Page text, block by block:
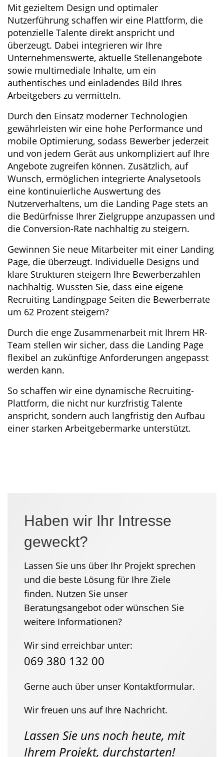
Mit gezieltem Design und optimaler
Nutzerführung schaffen wir eine Plattform, die
potenzielle Talente direkt anspricht und
überzeugt. Dabei integrieren wir Ihre
Unternehmenswerte, aktuelle Stellenangebote
sowie multimediale Inhalte, um ein
authentisches und einladendes Bild Ihres
Arbeitgebers zu vermitteln.
Durch den Einsatz moderner Technologien
gewährleisten wir eine hohe Performance und
mobile Optimierung, sodass Bewerber jederzeit
und von jedem Gerät aus unkompliziert auf Ihre
Angebote zugreifen können. Zusätzlich, auf
Wunsch, ermöglichen integrierte Analysetools
eine kontinuierliche Auswertung des
Nutzerverhaltens, um die Landing Page stets an
die Bedürfnisse Ihrer Zielgruppe anzupassen und
die Conversion-Rate nachhaltig zu steigern.
Gewinnen Sie neue Mitarbeiter mit einer Landing
Page, die überzeugt. Individuelle Designs und
klare Strukturen steigern Ihre Bewerberzahlen
nachhaltig. Wussten Sie, dass eine eigene
Recruiting Landingpage Seiten die Bewerberrate
um 62 Prozent steigern?
Durch die enge Zusammenarbeit mit Ihrem HR-
Team stellen wir sicher, dass die Landing Page
flexibel an zukünftige Anforderungen angepasst
werden kann.
So schaffen wir eine dynamische Recruiting-
Plattform, die nicht nur kurzfristig Talente
anspricht, sondern auch langfristig den Aufbau
einer starken Arbeitgebermarke unterstützt.
Haben wir Ihr Intresse
geweckt?
Lassen Sie uns über Ihr Projekt sprechen
und die beste Lösung für Ihre Ziele
finden. Nutzen Sie unser
Beratungsangebot oder wünschen Sie
weitere Informationen?
Wir sind erreichbar unter:
069 380 132 00
Gerne auch über unser Kontaktformular.
Wir freuen uns auf Ihre Nachricht.
Lassen Sie uns noch heute, mit
Ihrem Projekt, durchstarten!